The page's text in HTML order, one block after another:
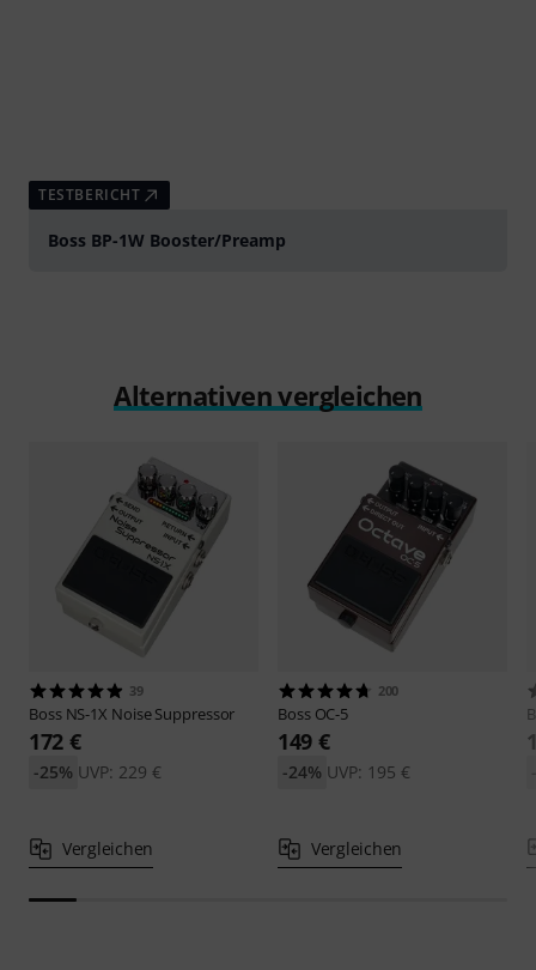
TESTBERICHT
Boss BP-1W Booster/Preamp
Alternativen vergleichen
39
Boss NS-1X Noise Suppressor
172 €
UVP: 229 €
-25%
Vergleichen
200
Boss OC-5
149 €
UVP: 195 €
-24%
Vergleichen